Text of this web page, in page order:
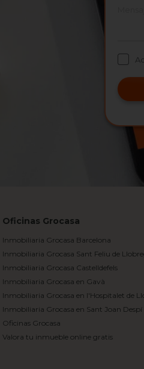
Oficinas Grocasa
Inmobiliaria Grocasa Barcelona
Inmobiliaria Grocasa Sant Feliu de
Inmobiliaria Grocasa Castelldefels
Inmobiliaria Grocasa en Gavà
Inmobiliaria Grocasa en l'Hospitalet de
Inmobiliaria Grocasa en Sant Joan Despí
Oficinas Grocasa
Valora tu inmueble online gratis